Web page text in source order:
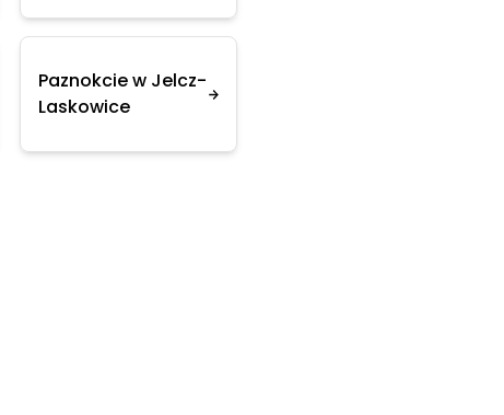
Paznokcie w Jelcz-
Laskowice